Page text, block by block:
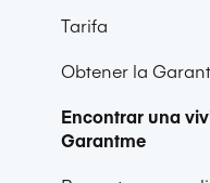
Tarifa
Obtener la
Encontrar una
Garantme